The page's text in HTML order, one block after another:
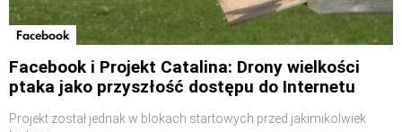
Facebook
Facebook i Projekt Catalina: Drony wielkości
ptaka jako przyszłość dostępu do Internetu
Projekt został jednak w blokach startowych przed jakimikolwiek